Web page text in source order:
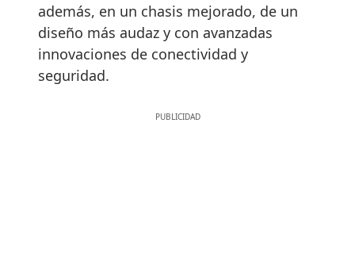
además, en un chasis mejorado, de un
diseño más audaz y con avanzadas
innovaciones de conectividad y
seguridad.